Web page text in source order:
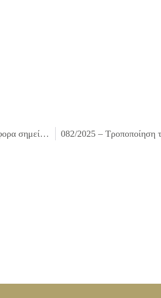
080/2025 – Λήψη απόφασης για υλοτομία ή μη δένδρων σε διάφορα σημεία του Δήμου μας